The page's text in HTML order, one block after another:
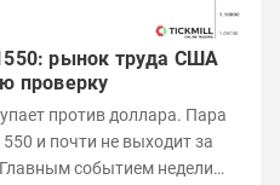
рынок труда США
проверку
против доллара. Пара
и почти не выходит за